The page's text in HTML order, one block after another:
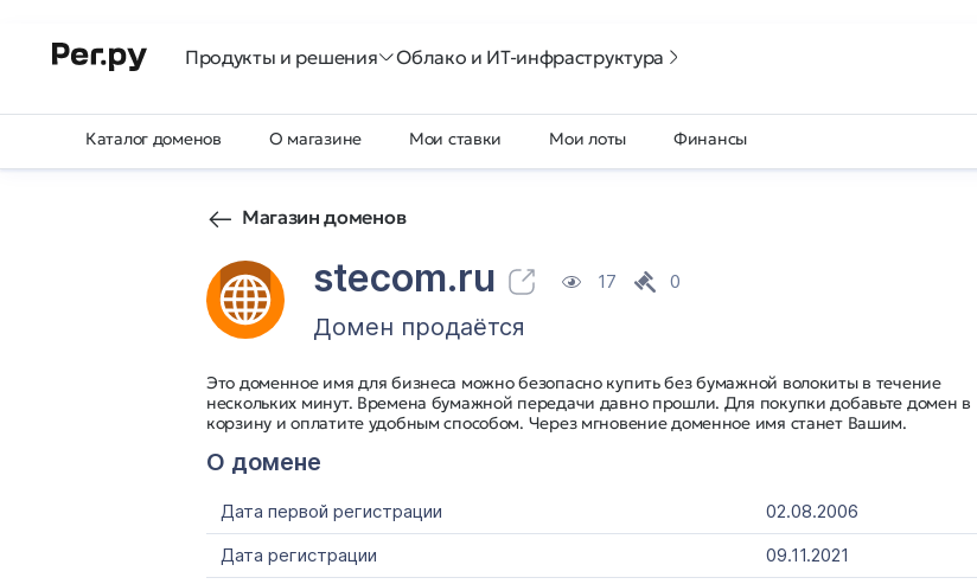
Продукты и решения Облако и ИТ-инфраструктура
Каталог доменов О магазине Мои ставки Мои лоты Финансы
Магазин доменов
stecom.ru 17 0
Домен продаётся
Это доменное имя для бизнеса можно безопасно купить без бумажной волокиты в течение
нескольких минут. Времена бумажной передачи давно прошли. Для покупки добавьте домен в
корзину и оплатите удобным способом. Через мгновение доменное имя станет Вашим.
О домене
Дата первой регистрации
02.08.2006
Дата регистрации
09.11.2021